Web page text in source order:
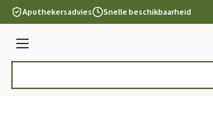
Ga naar de inhoud
Apothekersadvies Snelle beschikbaarheid
Menu